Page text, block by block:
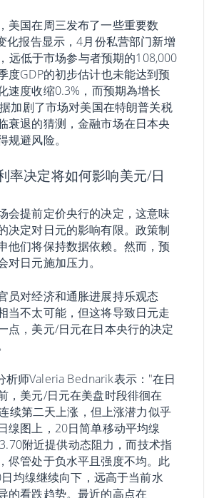
美国在周三发布了一些重要数
化报告显示，4月份私营部门新增
远低于市场参与者预期的108,000
度GDP的初步估计也未能达到预
速度收缩0.3%，而预期為增长
加剧了市场对美国在特朗普关税
衰退的猜测，金融市场在日本央
规避风险。
率决定将如何影响美元/日
会提前定价央行的决定，这意味
决定对日元的影响有限。政策制
他们将保持数据依赖。然而，预
对日元施加压力。
员对经济和通胀进展持乐观态
当不太可能，但这将导致日元走
点，美元/日元在日本央行的决定
析师Valeria Bednarik表示："在日
，美元/日元在美盘时段徘徊在
续第二天上涨，但上涨潜力似乎
缐图上，20日简单移动平均缐
附近提供动态阻力，而技术指
侭管处于负水平且强度不均。此
均缐继续向下，远高于当前水
的看跌趋势。最近的高点在